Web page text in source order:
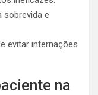
sobrevida e
evitar internações
na